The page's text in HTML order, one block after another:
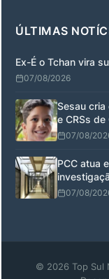
ÚLTIMAS
Ex-É o Tchan vira
07/08/2026
Sesau cria
e CRSs de
07/08/
PCC atua
07/08/
© 2026 Top Sul